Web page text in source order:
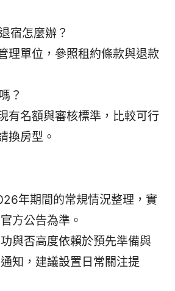
宿怎麼辦？
理單位，參照租約條款與退款
？
有名額與審核標準，比較可行
換房型。
年期間的常規情況整理，實
方公告為準。
與否高度依賴於預先準備與
知，建議設置日常關注提